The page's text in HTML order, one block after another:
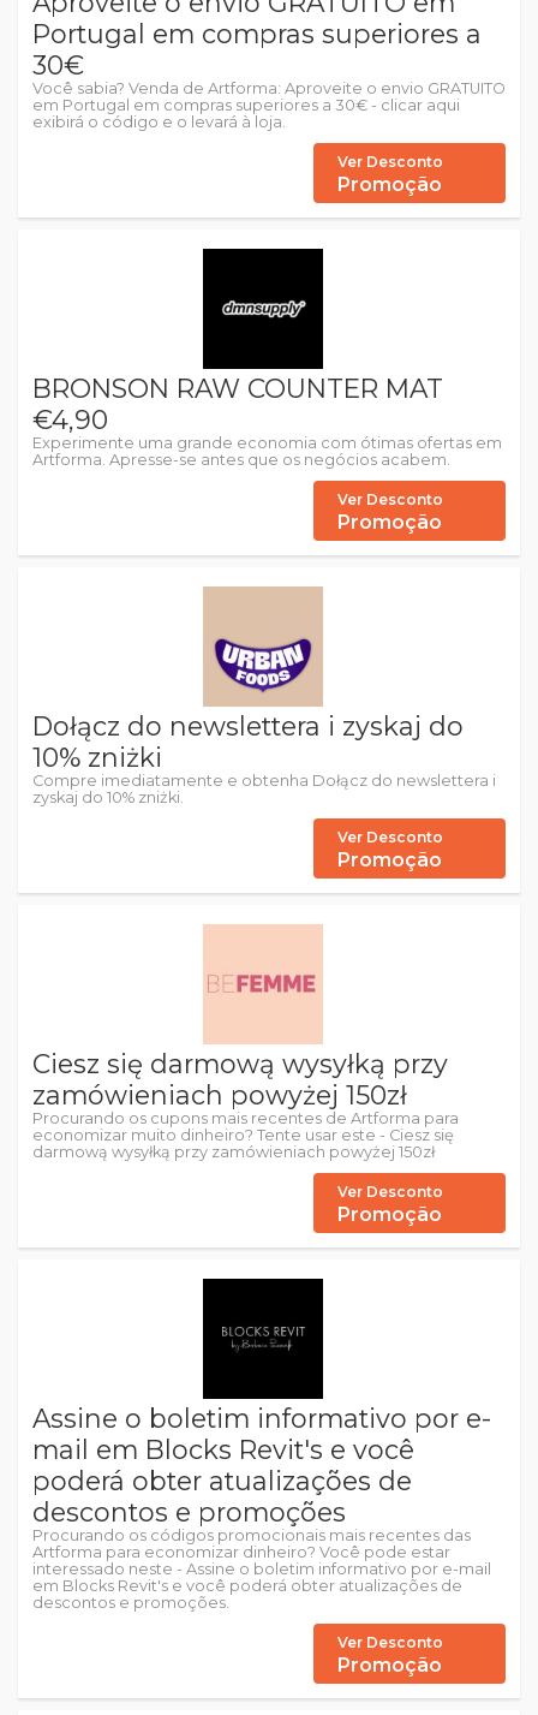
Portugal em compras superiores a
30€
Você sabia? Venda de Artforma: Aproveite o envio GRATUITO
em Portugal em compras superiores a 30€ - clicar aqui
exibirá o código e o levará à loja.
Ver Desconto
Promoção
BRONSON RAW COUNTER MAT
€4,90
Experimente uma grande economia com ótimas ofertas em
Artforma. Apresse-se antes que os negócios acabem.
Ver Desconto
Promoção
Dołącz do newslettera i zyskaj do
10% zniżki
Compre imediatamente e obtenha Dołącz do newslettera i
zyskaj do 10% zniżki.
Ver Desconto
Promoção
Ciesz się darmową wysyłką przy
zamówieniach powyżej 150zł
Procurando os cupons mais recentes de Artforma para
economizar muito dinheiro? Tente usar este - Ciesz się
darmową wysyłką przy zamówieniach powyżej 150zł
Ver Desconto
Promoção
Assine o boletim informativo por e-
mail em Blocks Revit's e você
poderá obter atualizações de
descontos e promoções
Procurando os códigos promocionais mais recentes das
Artforma para economizar dinheiro? Você pode estar
interessado neste - Assine o boletim informativo por e-mail
em Blocks Revit's e você poderá obter atualizações de
descontos e promoções.
Ver Desconto
Promoção